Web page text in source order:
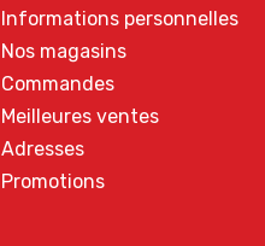
Informations personnelles
Nos magasins
Commandes
Meilleures ventes
Adresses
Promotions